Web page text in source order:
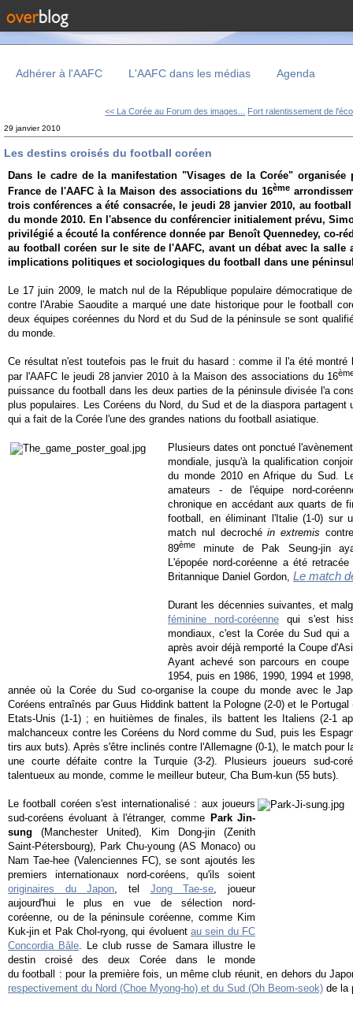
Adhérer à l'AAFC L'AAFC dans les médias Agenda
<< La Corée au Forum des images... Fort ralentissement de
29 janvier 2010
Les destins croisés du football coréen
Dans le cadre de lamanifestation "Visages de la Corée" organisée
France de l'AAFC à la Maison des associations du 16ème
trois conférences a été consacrée, le jeudi 28 janvier 2010, au
du monde 2010. En l'absence du conférencier initialement prévu,
privilégié a écouté la conférence donnée par Benoît Quennedey, co-
au football coréen sur le site de l'AAFC, avant un débat avec la salle
implications politiques et sociologiques du football dans une
Le 17 juin 2009, le match nul de la République populaire démocratique
contre l'Arabie Saoudite a marqué une date historique pour le football
deux équipes coréennes du Nord et du Sud de la péninsule se sont
du monde.
Ce résultat n'est toutefois pas le fruit du hasard : comme il l'a été montré
par l'AAFC le jeudi 28 janvier 2010 à la Maison des associations du 16
puissance du football dans les deux parties de la péninsule divisée l'a
plus populaires. Les Coréens du Nord, du Sud et de la diaspora partagent
qui a fait de la Corée l'une des grandes nations du football asiatique.
Plusieurs dates ont ponctué
mondiale, jusqu'à la qualification
du monde 2010 en Afrique du Sud.
amateurs - de
l'équipe nord-
chronique en accédant aux quarts de
football, en éliminant l'Italie (1-0) sur
match nul decrochéin extremis
89ème
minute de Pak Seung-jin
L'épopée nord-coréenne a été
Britannique Daniel Gordon, Le match
Durant les décennies suivantes, et
féminine nord-coréenne
qui s'est
mondiaux, c'est la Corée du Sud qui
après avoir déjà remporté la Coupe
Ayant achevé son parcours en
1954, puis en 1986, 1990, 1994 et
année où la Corée du Sud co-organise la coupe du monde avec le
Coréens entraînés par Guus Hiddink battent la Pologne (2-0) et le
Etats-Unis (1-1) ; en huitièmes de finales, ils battent les Italiens (2-1
malchanceux contre les Coréens du Nord comme du Sud, puis les
tirs aux buts). Après s'être inclinés contre l'Allemagne (0-1), le match pour
une courte défaite contre la Turquie (3-2). Plusieurs joueurs sud-
talentueux au monde, comme le meilleur buteur, Cha Bum-kun (55 buts).
Le football coréen s'est internationalisé : aux joueurs
sud-coréens évoluant à l'étranger, comme Park Jin-
sung (Manchester United), Kim Dong-jin (Zenith
Saint-Pétersbourg), Park Chu-young (AS Monaco) ou
Nam Tae-hee (Valenciennes FC), se sont ajoutés les
premiers internationaux nord-coréens, qu'ils soient
originaires du Japon , tel Jong Tae-se , joueur
aujourd'hui le plus en vue de sélection nord-
coréenne, ou de la péninsule coréenne, comme Kim
Kuk-jin et Pak Chol-ryong, qui évoluent au sein du FC
Concordia Bâle . Le club russe de Samara illustre le
destin croisé des deux Corée dans le monde
du football : pour la première fois, un même club réunit, en dehors du
respectivement du Nord (Choe Myong-ho) et du Sud (Oh Beom-seok) de la